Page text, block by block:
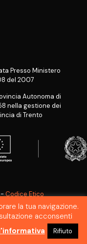
Presso Ministero
del 2007
Autonoma di
nella gestione dei
di Trento
Codice Etico
la tua navigazione.
acconsenti
Rifiuto